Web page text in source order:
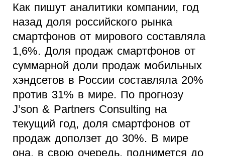
Как пишут аналитики компании, год
назад доля российского рынка
смартфонов от мирового составляла
1,6%. Доля продаж смартфонов от
суммарной доли продаж мобильных
хэндсетов в России составляла 20%
против 31% в мире. По прогнозу
J’son & Partners Consulting на
текущий год, доля смартфонов от
продаж доползет до 30%. В мире
она, в свою очередь, поднимется до